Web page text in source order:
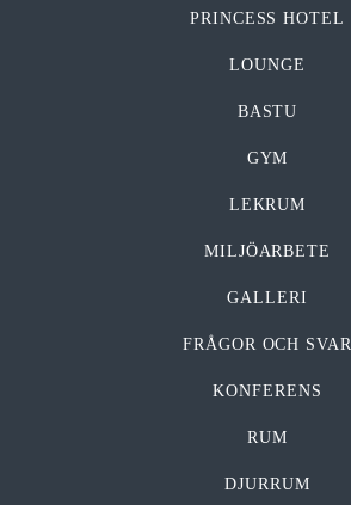
PRINCESS HOTEL
LOUNGE
BASTU
GYM
LEKRUM
MILJÖARBETE
GALLERI
FRÅGOR OCH SVAR
KONFERENS
RUM
DJURRUM